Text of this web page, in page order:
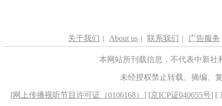
关于我们 | About us | 联系我们 | 广告服务
本网站所刊载信息，不代表中新
未经授权禁止转载、摘编、
[网上传播视听节目许可证（0106168） ] [京ICP证040655号] [